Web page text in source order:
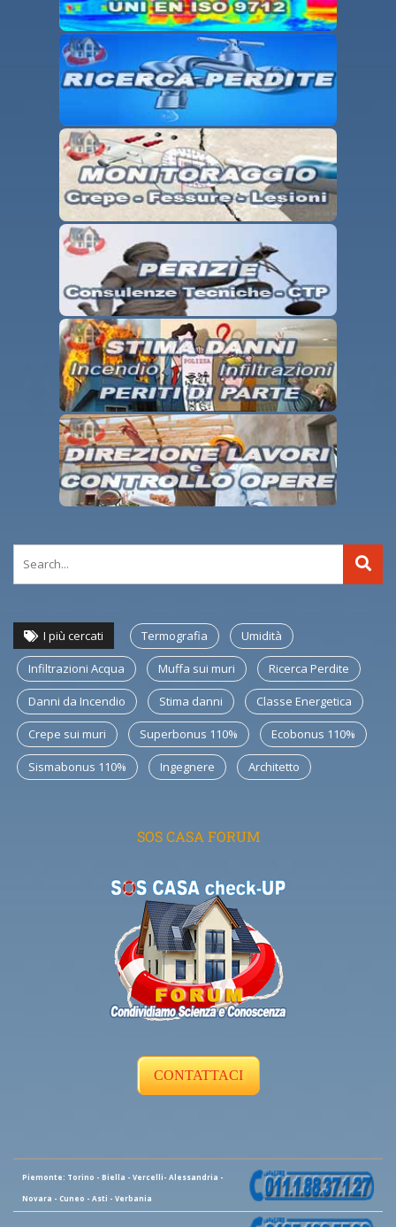
I più cercati Termografia Umidità
Infiltrazioni Acqua Muffa sui muri Ricerca Perdite
Danni da Incendio Stima danni Classe Energetica
Crepe sui muri Superbonus 110% Ecobonus 110%
Sismabonus 110% Ingegnere Architetto
SOS CASA FORUM
CONTATTACI
Piemonte: Torino - Biella - Vercelli- Alessandria -
Novara - Cuneo - Asti - Verbania